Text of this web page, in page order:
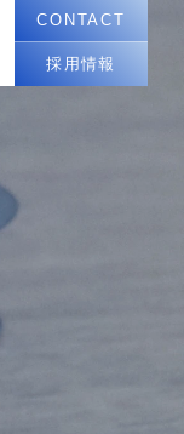
CONTACT
採用情報